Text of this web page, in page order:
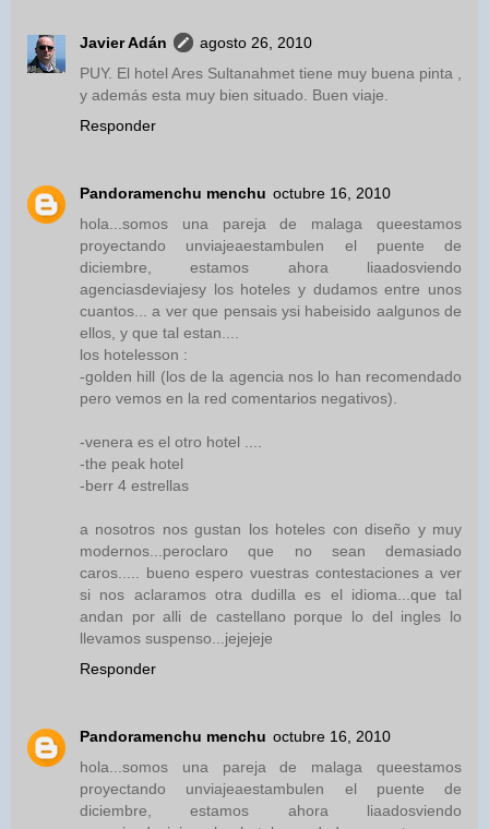
Javier Adán
agosto 26, 2010
PUY. El hotel Ares Sultanahmet tiene muy buena pinta ,
y además esta muy bien situado. Buen viaje.
Responder
Pandoramenchu menchu octubre 16, 2010
hola...somos una pareja de malaga queestamos
proyectando unviajeaestambulen el puente de
diciembre, estamos ahora liaadosviendo
agenciasdeviajesy los hoteles y dudamos entre unos
cuantos... a ver que pensais ysi habeisido aalgunos de
ellos, y que tal estan....
los hotelesson :
-golden hill (los de la agencia nos lo han recomendado
pero vemos en la red comentarios negativos).
-venera es el otro hotel ....
-the peak hotel
-berr 4 estrellas
a nosotros nos gustan los hoteles con diseño y muy
modernos...peroclaro que no sean demasiado
caros..... bueno espero vuestras contestaciones a ver
si nos aclaramos otra dudilla es el idioma...que tal
andan por alli de castellano porque lo del ingles lo
llevamos suspenso...jejejeje
Responder
Pandoramenchu menchu octubre 16, 2010
hola...somos una pareja de malaga queestamos
proyectando unviajeaestambulen el puente de
diciembre, estamos ahora liaadosviendo